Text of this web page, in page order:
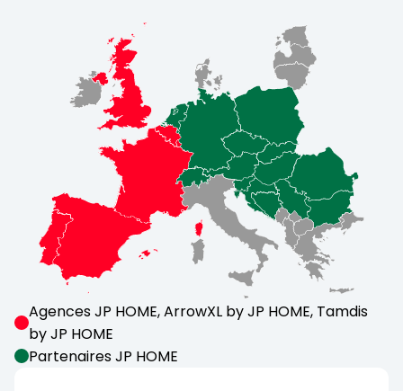
Agences JP HOME, ArrowXL by JP HOME, Tamdis
by JP HOME
Partenaires JP HOME